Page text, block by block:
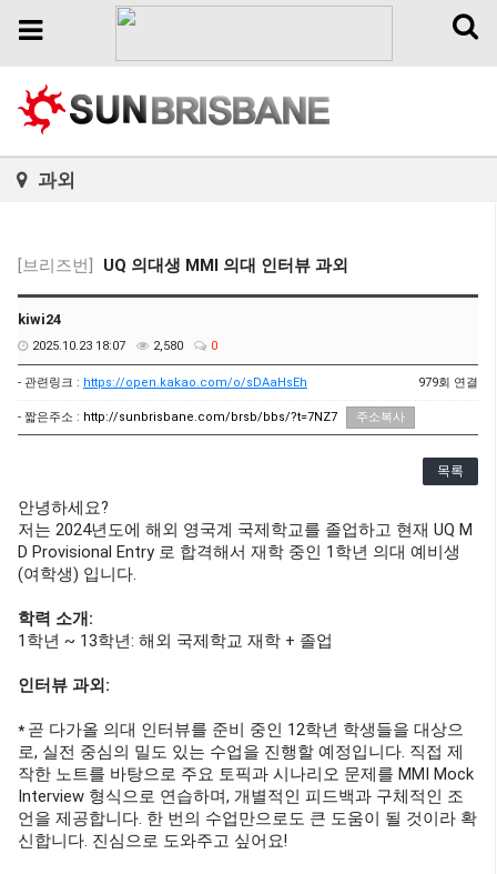
Toggle
Toggle
과외
[브리즈번] UQ 의대생 MMI 의대 인터뷰 과외
kiwi24
2025.10.23 18:07 2,580 0
- 관련링크 : https://open.kakao.com/o/sDAaHsEh 979회 연결
- 짧은주소 : http://sunbrisbane.com/brsb/bbs/?t=7NZ7 주소복사
목록
안녕하세요?
저는 2024년도에 해외 영국계 국제학교를 졸업하고 현재 UQ M
D Provisional Entry 로 합격해서 재학 중인 1학년 의대 예비생
(여학생) 입니다.
학력 소개:
1학년 ~ 13학년: 해외 국제학교 재학 + 졸업
​인터뷰 과외:
​* 곧 다가올 의대 인터뷰를 준비 중인 12학년 학생들을 대상으
로, 실전 중심의 밀도 있는 수업을 진행할 예정입니다. 직접 제
작한 노트를 바탕으로 주요 토픽과 시나리오 문제를 MMI Mock
Interview 형식으로 연습하며, 개별적인 피드백과 구체적인 조
언을 제공합니다. 한 번의 수업만으로도 큰 도움이 될 것이라 확
신합니다. 진심으로 도와주고 싶어요!